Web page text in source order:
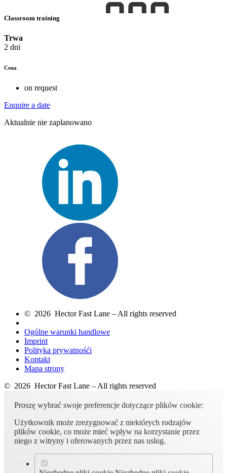
Classroom training
Trwa
2 dni
Cena
on request
Enquire a date
Aktualnie nie zaplanowano
© 2026 Hector Fast Lane – All rights reserved
Ogólne warunki handlowe
Imprint
Polityka prywatnośći
Kontakt
Mapa strony
© 2026 Hector Fast Lane – All rights reserved
Proszę wybrać swoje preferencje dotyczące plików cookie:
Użytkownik może zrezygnować z niektórych rodzajów
plików cookie, co może mieć wpływ na korzystanie przez
niego z witryny i oferowanych przez nas usług.